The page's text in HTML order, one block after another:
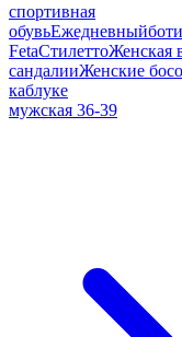
спортивная
обувьЕжедневный
FetaСтилеттоЖенская
сандалииЖенские
каблуке
мужская 36-39